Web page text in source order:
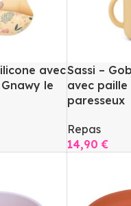
avec
le
Sassi –
avec paille
paresseux
Repas
14,90€